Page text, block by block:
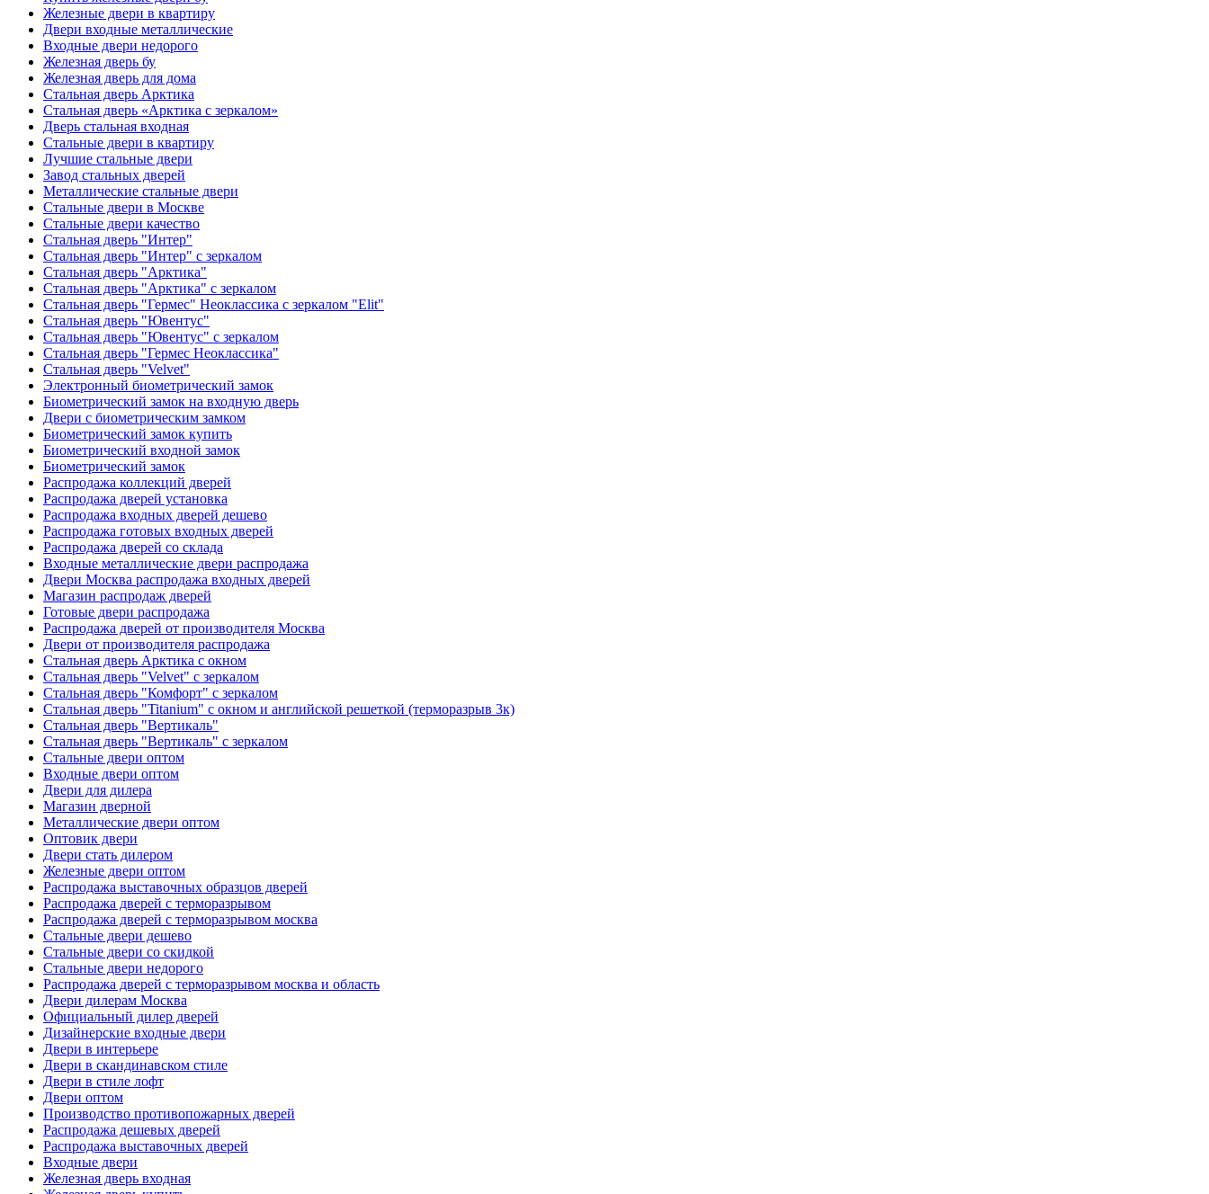
Железные двери в квартиру
Двери входные металлические
Входные двери недорого
Железная дверь бу
Железная дверь для дома
Стальная дверь Арктика
Стальная дверь «Арктика с зеркалом»
Дверь стальная входная
Стальные двери в квартиру
Лучшие стальные двери
Завод стальных дверей
Металлические стальные двери
Стальные двери в Москве
Стальные двери качество
Стальная дверь "Интер"
Стальная дверь "Интер" с зеркалом
Стальная дверь "Арктика"
Стальная дверь "Арктика" с зеркалом
Стальная дверь "Гермес" Неоклассика с зеркалом "Elit"
Стальная дверь "Ювентус"
Стальная дверь "Ювентус" с зеркалом
Стальная дверь "Гермес Неоклассика"
Стальная дверь "Velvet"
Электронный биометрический замок
Биометрический замок на входную дверь
Двери с биометрическим замком
Биометрический замок купить
Биометрический входной замок
Биометрический замок
Распродажа коллекций дверей
Распродажа дверей установка
Распродажа входных дверей дешево
Распродажа готовых входных дверей
Распродажа дверей со склада
Входные металлические двери распродажа
Двери Москва распродажа входных дверей
Магазин распродаж дверей
Готовые двери распродажа
Распродажа дверей от производителя Москва
Двери от производителя распродажа
Стальная дверь Арктика с окном
Стальная дверь "Velvet" с зеркалом
Стальная дверь "Комфорт" с зеркалом
Стальная дверь "Titanium" с окном и английской решеткой (терморазрыв 3к)
Стальная дверь "Вертикаль"
Стальная дверь "Вертикаль" с зеркалом
Стальные двери оптом
Входные двери оптом
Двери для дилера
Магазин дверной
Металлические двери оптом
Оптовик двери
Двери стать дилером
Железные двери оптом
Распродажа выставочных образцов дверей
Распродажа дверей с терморазрывом
Распродажа дверей с терморазрывом москва
Стальные двери дешево
Стальные двери со скидкой
Стальные двери недорого
Распродажа дверей с терморазрывом москва и область
Двери дилерам Москва
Официальный дилер дверей
Дизайнерские входные двери
Двери в интерьере
Двери в скандинавском стиле
Двери в стиле лофт
Двери оптом
Производство противопожарных дверей
Распродажа дешевых дверей
Распродажа выставочных дверей
Входные двери
Железная дверь входная